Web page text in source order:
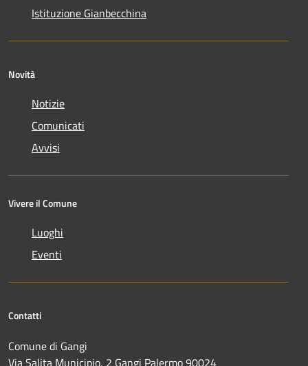
Istituzione Gianbecchina
Novità
Notizie
Comunicati
Avvisi
Vivere il Comune
Luoghi
Eventi
Contatti
Comune di Gangi
Via Salita Municipio, 2 Gangi Palermo 90024